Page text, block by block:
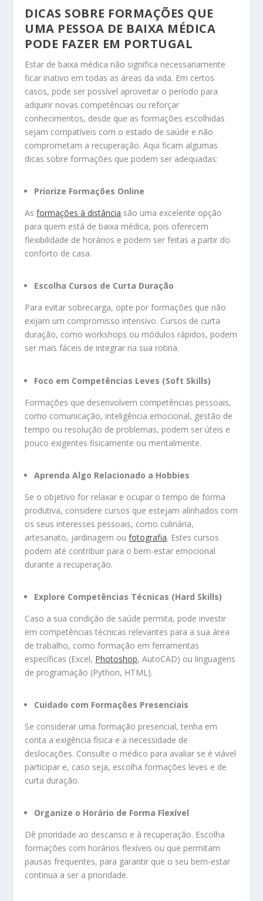
DICAS SOBRE FORMAÇÕES QUE
UMA PESSOA DE BAIXA MÉDICA
PODE FAZER EM PORTUGAL
Estar de baixa médica não significa necessariamente
ficar inativo em todas as áreas da vida. Em certos
casos, pode ser possível aproveitar o período para
adquirir novas competências ou reforçar
conhecimentos, desde que as formações escolhidas
sejam compatíveis com o estado de saúde e não
comprometam a recuperação. Aqui ficam algumas
dicas sobre formações que podem ser adequadas:
Priorize Formações Online
Asformações à distância são uma excelente opção
para quem está de baixa médica, pois oferecem
flexibilidade de horários e podem ser feitas a partir do
conforto de casa.
Escolha Cursos de Curta Duração
Para evitar sobrecarga, opte por formações que não
exijam um compromisso intensivo. Cursos de curta
duração, como workshops ou módulos rápidos, podem
ser mais fáceis de integrar na sua rotina.
Foco em Competências Leves (Soft Skills)
Formações que desenvolvem competências pessoais,
como comunicação, inteligência emocional, gestão de
tempo ou resolução de problemas, podem ser úteis e
pouco exigentes fisicamente ou mentalmente.
Aprenda Algo Relacionado a Hobbies
Se o objetivo for relaxar e ocupar o tempo de forma
produtiva, considere cursos que estejam alinhados com
os seus interesses pessoais, como culinária,
artesanato, jardinagem oufotografia. Estes cursos
podem até contribuir para o bem-estar emocional
durante a recuperação.
Explore Competências Técnicas (Hard Skills)
Caso a sua condição de saúde permita, pode investir
em competências técnicas relevantes para a sua área
de trabalho, como formação em ferramentas
específicas (Excel, Photoshop, AutoCAD) ou linguagens
de programação (Python, HTML).
Cuidado com Formações Presenciais
Se considerar uma formação presencial, tenha em
conta a exigência física e a necessidade de
deslocações. Consulte o médico para avaliar se é viável
participar e, caso seja, escolha formações leves e de
curta duração.
Organize o Horário de Forma Flexível
Dê prioridade ao descanso e à recuperação. Escolha
formações com horários flexíveis ou que permitam
pausas frequentes, para garantir que o seu bem-estar
continua a ser a prioridade.